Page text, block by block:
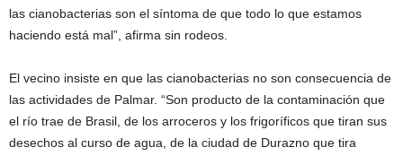
las cianobacterias son el síntoma de que todo lo que estamos
haciendo está mal”, afirma sin rodeos.
El vecino insiste en que las cianobacterias no son consecuencia de
las actividades de Palmar. “Son producto de la contaminación que
el río trae de Brasil, de los arroceros y los frigoríficos que tiran sus
desechos al curso de agua, de la ciudad de Durazno que tira